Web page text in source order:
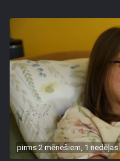
pirms 2 mēnešiem, 1 nedēļas